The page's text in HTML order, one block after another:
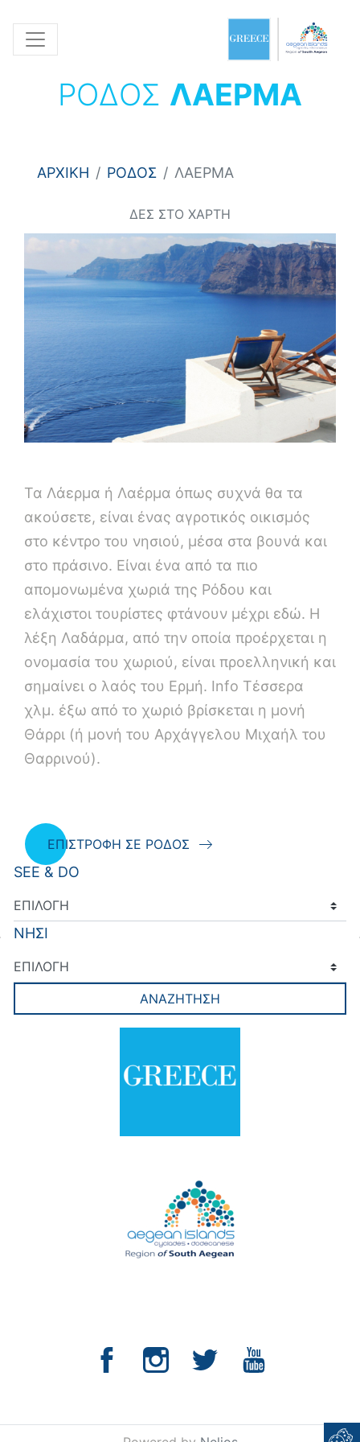
ΡΟΔΟΣ ΛΑΕΡΜΑ
ΑΡΧΙΚΗ ΡΟΔΟΣ ΛΑΕΡΜΑ
ΔΕΣ ΣΤΟ ΧΑΡΤΗ
Τα Λάερμα ή Λαέρμα όπως συχνά θα τα
ακούσετε, είναι ένας αγροτικός οικισμός
στο κέντρο του νησιού, μέσα στα βουνά και
στο πράσινο. Είναι ένα από τα πιο
απομονωμένα χωριά της Ρόδου και
ελάχιστοι τουρίστες φτάνουν μέχρι εδώ. Η
λέξη Λαδάρμα, από την οποία προέρχεται η
ονομασία του χωριού, είναι προελληνική και
σημαίνει ο λαός του Ερμή. Info Τέσσερα
χλμ. έξω από το χωριό βρίσκεται η μονή
Θάρρι (ή μονή του Αρχάγγελου Μιχαήλ του
Θαρρινού).
ΕΠΙΣΤΡΟΦΗ ΣΕ ΡΟΔΟΣ
SEE & DO
ΝΗΣΙ